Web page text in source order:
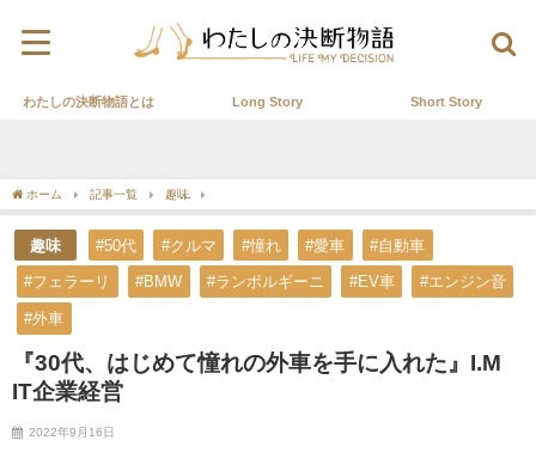
わたしの決断物語とは Long Story Short Story
ホーム 記事一覧 趣味
趣味 #50代 #クルマ #憧れ #愛車 #自動車
#フェラーリ #BMW #ランボルギーニ #EV車 #エンジン音
#外車
『30代、はじめて憧れの外車を手に入れた』I.M
IT企業経営
2022年9月16日